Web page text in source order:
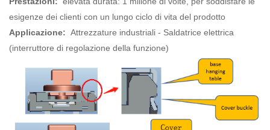
esigenze dei clienti con un lungo ciclo di vita del prodotto
Applicazione: Attrezzature industriali - Saldatrice elettrica
(interruttore di regolazione della funzione)